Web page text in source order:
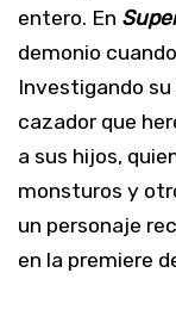
entero. En
demonio cuando
Investigando
cazador que
a sus hijos,
monsturos y
un personaje
en la premiere